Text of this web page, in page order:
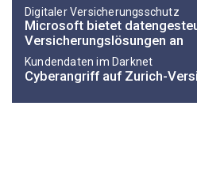
Digitaler Versicherungsschutz
Microsoft bietet
Versicherungslösungen an
Kundendaten im Darknet
Cyberangriff auf Zurich-